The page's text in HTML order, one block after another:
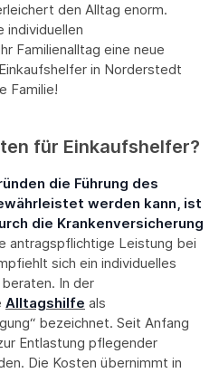
den Alltag enorm.
individuellen
Familienalltag eine neue
in Norderstedt
Familie!
für Einkaufshelfer?
die Führung des
werden kann, ist
die Krankenversicherung
antragspflichtige Leistung bei
sich ein individuelles
In der
Alltagshilfe als
bezeichnet. Seit Anfang
Entlastung pflegender
Die Kosten übernimmt in